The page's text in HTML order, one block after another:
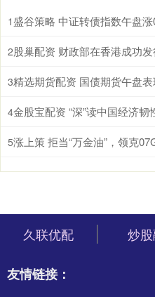
1盛谷策略 中证转债指数午盘
2
3
4金股宝配资 “深”读中国经济
5涨上策 拒当“万金油”，领克
久联优配 炒
友情链接：